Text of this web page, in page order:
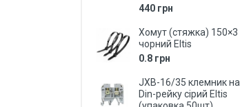
пластмасові)
LED Лампи (світлодіодні)
LED Панелі (світлодіодні)
Технічне LED та люмінісцентне
440 грн
Хомут (стяжка) 150×3
чорний Eltis
0.8 грн
JXB-16/35 клемник на
Din-рейку сірий Eltis